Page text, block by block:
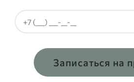
Записаться на